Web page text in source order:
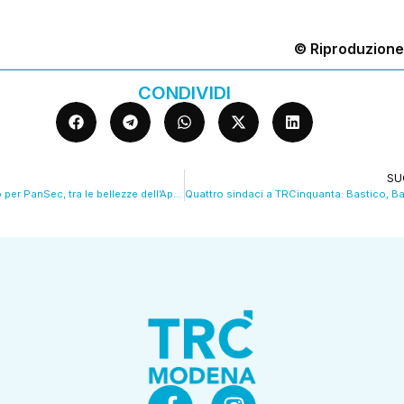
©
CONDIVIDI
Grande successo per PanSec, tra le bellezze dell’Appennino modenese. VIDEO